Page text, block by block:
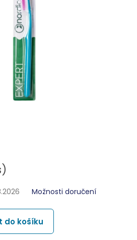
Možnosti doručení
do košíku